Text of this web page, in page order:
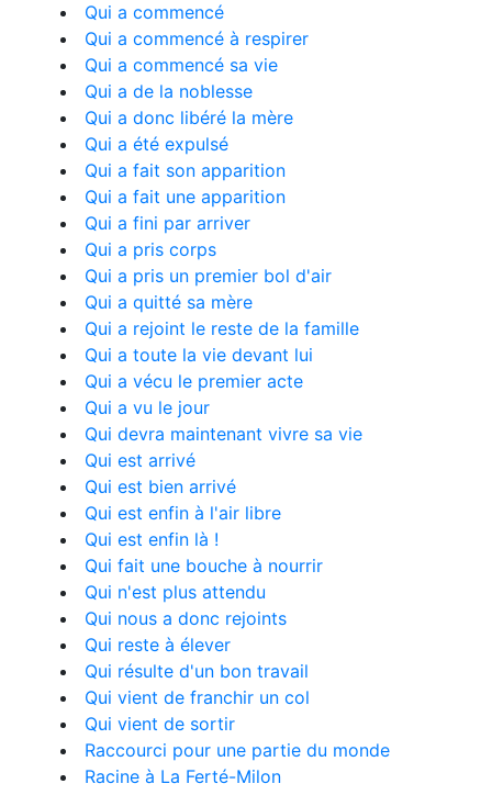
Qui a commencé
Qui a commencé à respirer
Qui a commencé sa vie
Qui a de la noblesse
Qui a donc libéré la mère
Qui a été expulsé
Qui a fait son apparition
Qui a fait une apparition
Qui a fini par arriver
Qui a pris corps
Qui a pris un premier bol d'air
Qui a quitté sa mère
Qui a rejoint le reste de la famille
Qui a toute la vie devant lui
Qui a vécu le premier acte
Qui a vu le jour
Qui devra maintenant vivre sa vie
Qui est arrivé
Qui est bien arrivé
Qui est enfin à l'air libre
Qui est enfin là !
Qui fait une bouche à nourrir
Qui n'est plus attendu
Qui nous a donc rejoints
Qui reste à élever
Qui résulte d'un bon travail
Qui vient de franchir un col
Qui vient de sortir
Raccourci pour une partie du monde
Racine à La Ferté-Milon